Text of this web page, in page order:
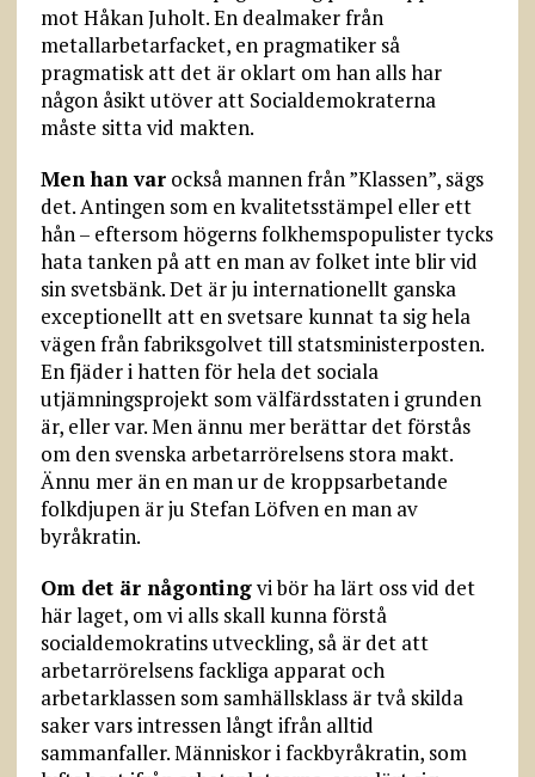
mot Håkan Juholt. En deal­maker från
metallarbetarfacket, en pragmatiker så
pragmatisk att det är oklart om han alls har
någon åsikt utöver att Socialdemokraterna
måste sitta vid makten.
Men han varockså mannen från ”Klassen”, sägs
det. Antingen som en kvalitetsstämpel eller ett
hån – eftersom högerns folkhemspopulister tycks
hata tanken på att en man av folket inte blir vid
sin svetsbänk. Det är ju internationellt ganska
exceptionellt att en svetsare kunnat ta sig hela
vägen från fabriksgolvet till statsministerposten.
En fjäder i hatten för hela det sociala
utjämningsprojekt som välfärdsstaten i grunden
är, eller var. Men ännu mer berättar det förstås
om den svenska arbetarrörelsens stora makt.
Ännu mer än en man ur de kroppsarbetande
folkdjupen är ju Stefan Löfven en man av
byråkratin.
Om det är någontingvi bör ha lärt oss vid det
här laget, om vi alls skall kunna förstå
socialdemokratins utveckling, så är det att
arbetarrörelsens fackliga apparat och
arbetarklassen som samhällsklass är två skilda
saker vars intressen långt ifrån alltid
sammanfaller. Människor i fackbyråkratin, som